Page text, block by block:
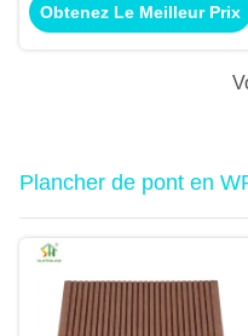
système de
Obtenez Le Meilleur Prix
Plancher de pont en